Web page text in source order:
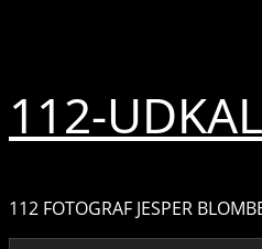
112-
112 FOTOGRAF JESPER